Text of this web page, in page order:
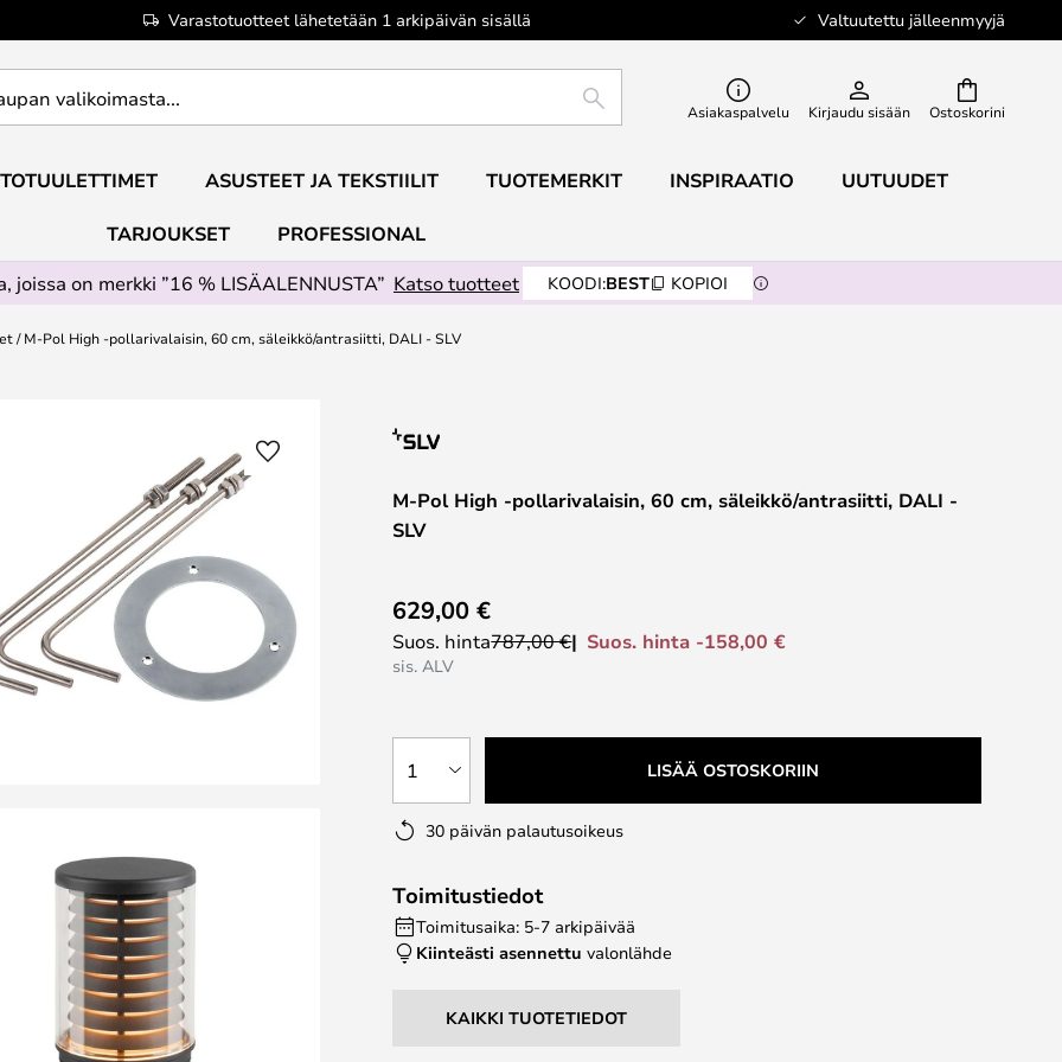
Varastotuotteet lähetetään 1 arkipäivän sisällä Valtuutettu jälleenmyyjä
Ostoskorini
ETSI Asiakaspalvelu Kirjaudu sisään
ASUSTEET JA TEKSTIILIT TUOTEMERKIT INSPIRAATIO UUTUUDET
TARJOUKSET
PROFESSIONAL
joissa on merkki ”16 % LISÄALENNUSTA” Katso tuotteet KOODI:BEST KOPIOI
M-Pol High -pollarivalaisin, 60 cm, säleikkö/antrasiitti, DALI - SLV
M-Pol High -pollarivalaisin, 60 cm, säleikkö/antrasiitti, DALI -
SLV
629,00 €
Suos. hinta787,00 € Suos. hinta -158,00 €
sis. ALV
1 LISÄÄ OSTOSKORIIN
30 päivän palautusoikeus
Toimitustiedot
Toimitusaika: 5-7 arkipäivää
Kiinteästi asennettu valonlähde
KAIKKI TUOTETIEDOT